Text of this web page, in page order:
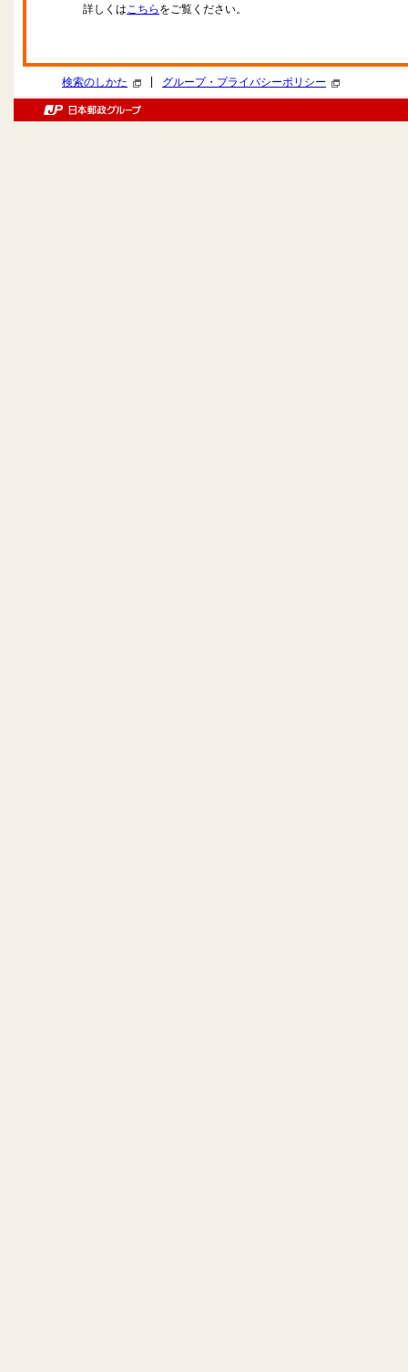
詳しくはこちら をご覧ください。
検索のしかた グループ・プライバシーポリシー